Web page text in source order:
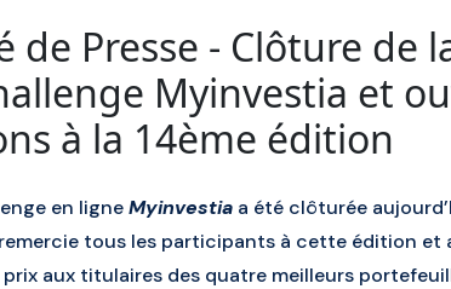
de Presse - Clôture de
Myinvestia et
à la 14ème édition
en ligneMyinvestia a été clôturée
tous les participants à cette édition et
aux titulaires des quatre meilleurs